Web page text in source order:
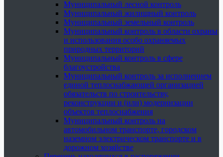
Муниципальный лесной контроль
Муниципальный жилищный контроль
Муниципальный земельный контроль
Муниципальный контроль в области охраны
и использования особо охраняемых
природных территорий
Муниципальный контроль в сфере
благоустройства
Муниципальный контроль за исполнением
единой теплоснабжающей организацией
обязательств по строительству,
реконструкции и (или) модернизации
объектов теплоснабжения
Муниципальный контроль на
автомобильном транспорте, городском
наземном электрическом транспорте и в
дорожном хозяйстве